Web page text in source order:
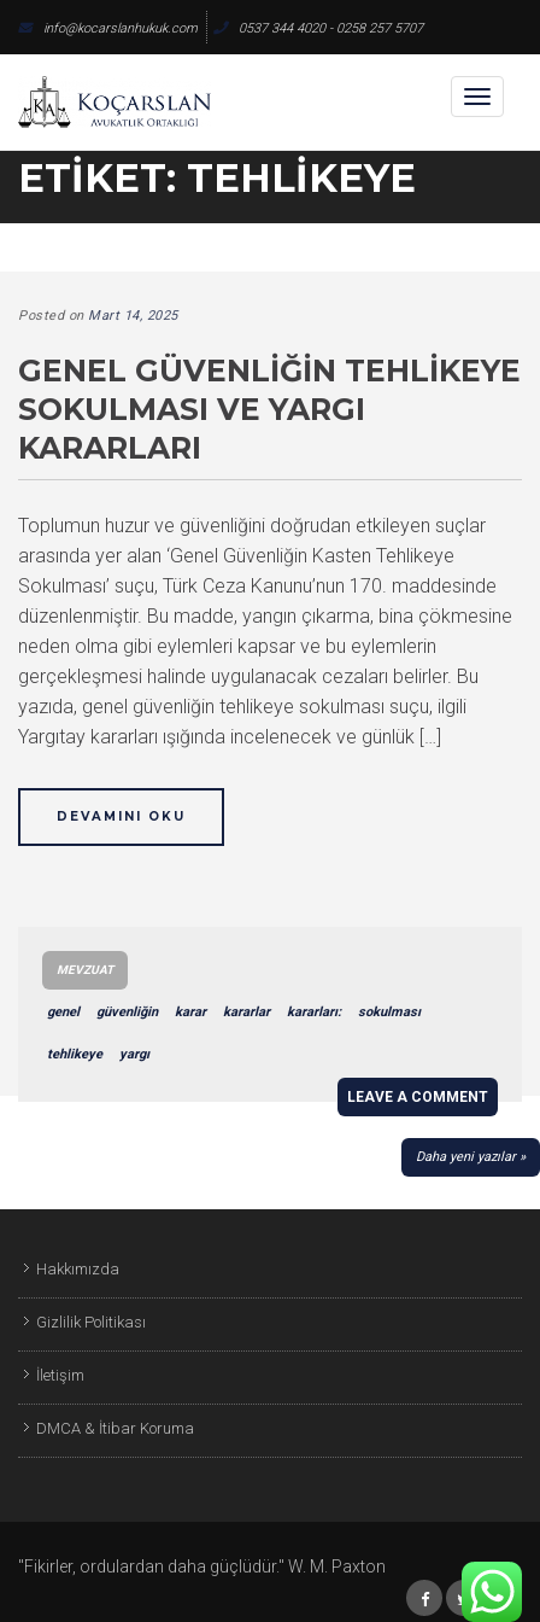
content
info@kocarslanhukuk.com 0537 344 4020 - 0258 257 5707
Toggle
ETIKET: TEHLIKEYE
Posted on Mart 14, 2025
GENEL GÜVENLIĞIN TEHLIKEYE
SOKULMASI VE YARGI
KARARLARI
Toplumun huzur ve güvenliğini doğrudan etkileyen suçlar
arasında yer alan ‘Genel Güvenliğin Kasten Tehlikeye
Sokulması’ suçu, Türk Ceza Kanunu’nun 170. maddesinde
düzenlenmiştir. Bu madde, yangın çıkarma, bina çökmesine
neden olma gibi eylemleri kapsar ve bu eylemlerin
gerçekleşmesi halinde uygulanacak cezaları belirler. Bu
yazıda, genel güvenliğin tehlikeye sokulması suçu, ilgili
Yargıtay kararları ışığında incelenecek ve günlük […]
DEVAMINI OKU
MEVZUAT
genel güvenliğin karar kararlar kararları: sokulması
tehlikeye yargı
LEAVE A COMMENT
Daha yeni yazılar
Hakkımızda
Gizlilik Politikası
İletişim
DMCA & İtibar Koruma
"Fikirler, ordulardan daha güçlüdür." W. M. Paxton